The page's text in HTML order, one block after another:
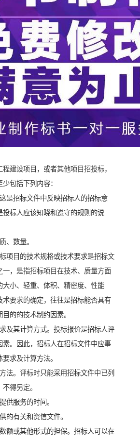
建设项目，或者其他项目招投标，
包括下列内容：
是招标文件中反映招标人的招标意
投标人应该知晓和遵守的规则的说
、数量。
项目的技术规格或技术要求是招标文
一，是指招标项目在技术、质量方面
大小、轻重、体积、精密度、性能
术要求的确定，往往是招标能否具有
的的技术制约因素。
及其计算方式。投标报价是招标人评
素。因此，招标人在招标文件中应事
求及计算方法。
法。评标时只能采用招标文件中已列
得另定。
供服务的时间。
的有关和资信文件。
额或其他形式的担保。招标人可以在